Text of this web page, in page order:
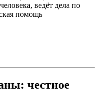
ведёт дела по
помощь
честное